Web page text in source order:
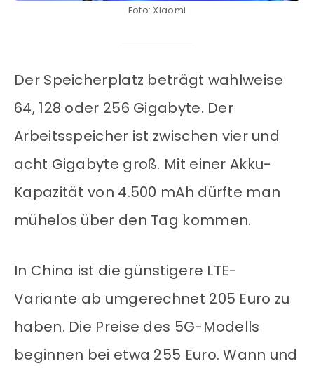
Foto: Xiaomi
Der Speicherplatz beträgt wahlweise
64, 128 oder 256 Gigabyte. Der
Arbeitsspeicher ist zwischen vier und
acht Gigabyte groß. Mit einer Akku-
Kapazität von 4.500 mAh dürfte man
mühelos über den Tag kommen.
In China ist die günstigere LTE-
Variante ab umgerechnet 205 Euro zu
haben. Die Preise des 5G-Modells
beginnen bei etwa 255 Euro. Wann und